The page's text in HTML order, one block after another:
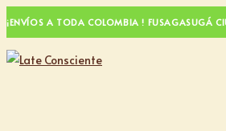
Ir
al
contenido
¡ENVÍOS A TODA COLOMBIA ! FUSAGASUGÁ